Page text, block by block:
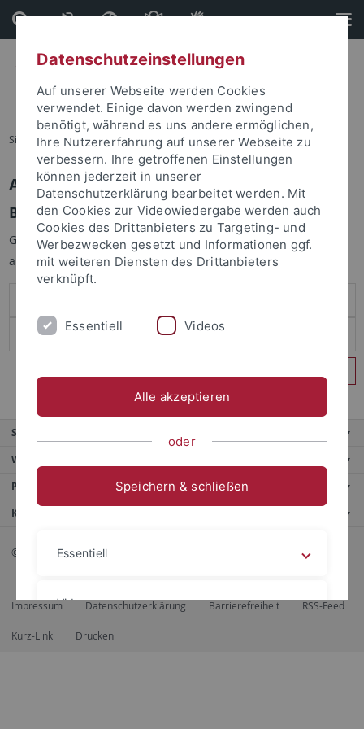
Direkt
zum
Inhalt
Direkt
zur
Fußleiste
Sie sind hier: Startseite
Anmelden
Benutzeranmeldung
Geben Sie Ihren Benutzernamen und Ihr Passwort an um sich
anzumelden:
Service
Weitere Angebote
Portale
Kontaktinfo
© 2026 Eberhard Karls Universität Tübingen, Tübingen
Impressum Datenschutzerklärung Barrierefreiheit RSS-Feed
Kurz-Link Drucken
Datenschutzeinstellungen
Auf unserer Webseite werden Cookies
verwendet. Einige davon werden zwingend
benötigt, während es uns andere ermöglichen,
Ihre Nutzererfahrung auf unserer Webseite zu
verbessern. Ihre getroffenen Einstellungen
können jederzeit in unserer
Datenschutzerklärung bearbeitet werden. Mit
den Cookies zur Videowiedergabe werden auch
Cookies des Drittanbieters zu Targeting- und
Werbezwecken gesetzt und Informationen ggf.
mit weiteren Diensten des Drittanbieters
verknüpft.
Essentiell Videos
Alle akzeptieren
oder
Speichern & schließen
Essentiell
Videos